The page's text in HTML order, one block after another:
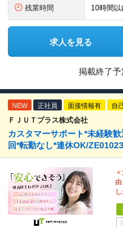
残業時間 10時間以
求人を見る
掲載終了予
NEW 正社員 面接情報有 自
ＦＪＵＴプラス株式会社
カスタマーサポート*未経験
回*転勤なし*連休OK/